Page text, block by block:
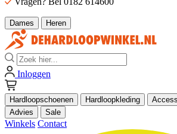
Dames Heren
Zoek
Inloggen
Hardloopschoenen Hardloopkleding
Advies
Sale
Winkels Contact